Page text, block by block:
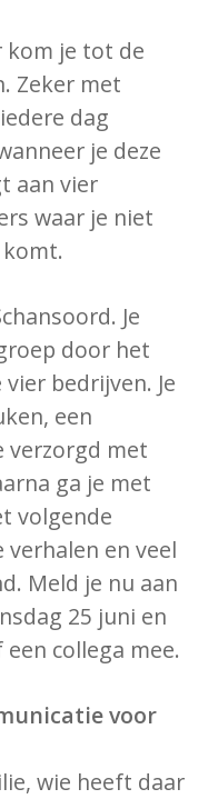
kom je tot de
Zeker met
dag
je deze
aan vier
waar je niet
Je
door het
bedrijven. Je
een
verzorgd met
ga je met
volgende
en veel
Meld je nu aan
25 juni en
collega mee.
voor
wie heeft daar